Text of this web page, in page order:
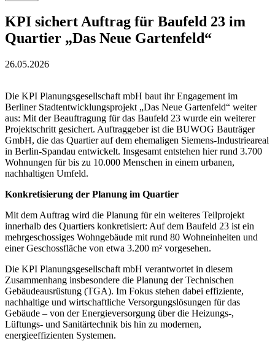
KPI sichert Auftrag für Baufeld 23 im
Quartier „Das Neue Gartenfeld“
26.05.2026
Die KPI Planungsgesellschaft mbH baut ihr Engagement im
Berliner Stadtentwicklungsprojekt „Das Neue Gartenfeld“ weiter
aus: Mit der Beauftragung für das Baufeld 23 wurde ein weiterer
Projektschritt gesichert. Auftraggeber ist die BUWOG Bauträger
GmbH, die das Quartier auf dem ehemaligen Siemens-Industrieareal
in Berlin-Spandau entwickelt. Insgesamt entstehen hier rund 3.700
Wohnungen für bis zu 10.000 Menschen in einem urbanen,
nachhaltigen Umfeld.
Konkretisierung der Planung im Quartier
Mit dem Auftrag wird die Planung für ein weiteres Teilprojekt
innerhalb des Quartiers konkretisiert: Auf dem Baufeld 23 ist ein
mehrgeschossiges Wohngebäude mit rund 80 Wohneinheiten und
einer Geschossfläche von etwa 3.200 m² vorgesehen.
Die KPI Planungsgesellschaft mbH verantwortet in diesem
Zusammenhang insbesondere die Planung der Technischen
Gebäudeausrüstung (TGA). Im Fokus stehen dabei effiziente,
nachhaltige und wirtschaftliche Versorgungslösungen für das
Gebäude – von der Energieversorgung über die Heizungs-,
Lüftungs- und Sanitärtechnik bis hin zu modernen,
energieeffizienten Systemen.